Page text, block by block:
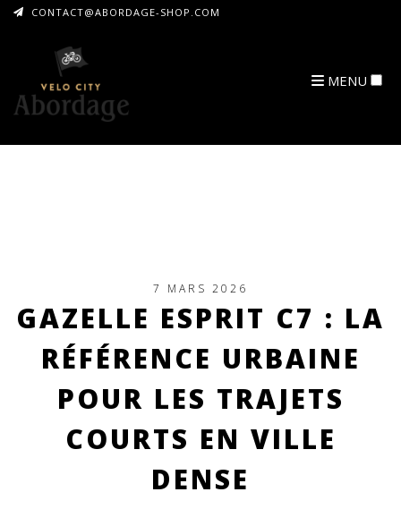
CONTACT@ABORDAGE-SHOP.COM
MENU
ARCHIVES
7 MARS 2026
GAZELLE ESPRIT C7 : LA
RÉFÉRENCE URBAINE
POUR LES TRAJETS
COURTS EN VILLE
DENSE